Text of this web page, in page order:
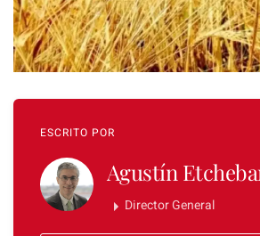
ESCRITO POR
Agustín
Director General